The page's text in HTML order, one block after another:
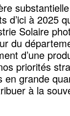
d’ici à 2025
Solaire
du
d’une
priorités
en grande
à la